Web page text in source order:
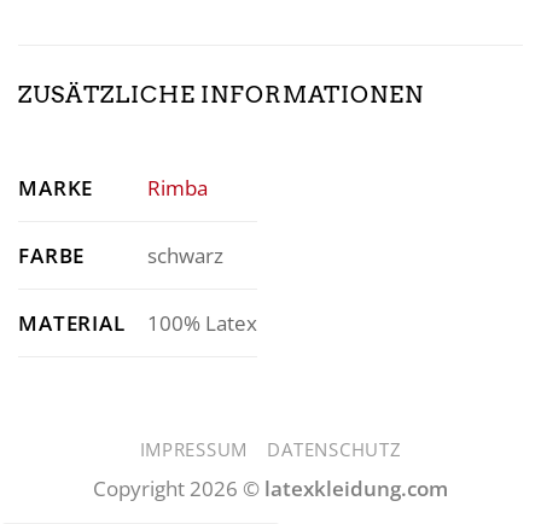
ZUSÄTZLICHE INFORMATIONEN
MARKE Rimba
FARBE schwarz
MATERIAL 100% Latex
IMPRESSUM DATENSCHUTZ
Copyright 2026 © latexkleidung.com